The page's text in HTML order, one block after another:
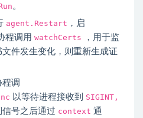
。
agent.Restart ，启
程调用 watchCerts ，用于监
件发生变化，则重新生成证
程调
以等待进程接收到 SIGINT,
号之后通过 context 通